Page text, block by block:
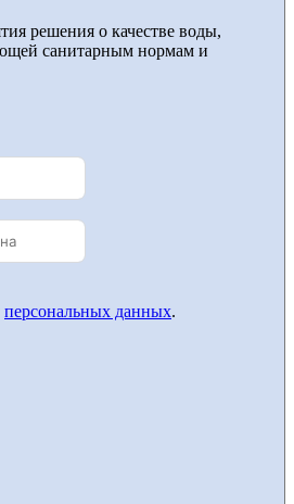
решения о качестве воды,
санитарным нормам и
персональных данных.